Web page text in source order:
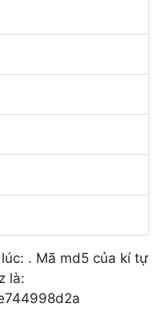
. Mã md5 của kí tự
là: